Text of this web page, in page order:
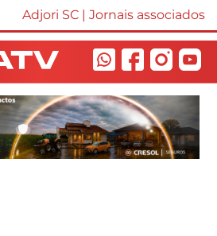
Adjori SC | Jornais associados